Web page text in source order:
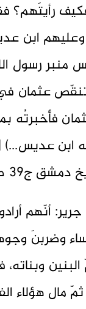
رأيتَهم؟
ابن
منبر رسول
عثمان
فأخبرتُه
ابن عديس...)
أنّهم
وضربنَ
البنين
مال هؤلاء